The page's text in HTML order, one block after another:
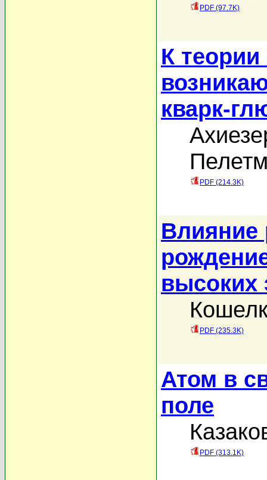
PDF (97.7K)
К теории
кварк-
PDF (214.3K)
Влияние
высоких
PDF (235.3K)
Атом в
поле
PDF (313.1K)